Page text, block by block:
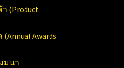
(Product
(AnnualAwards
มนา